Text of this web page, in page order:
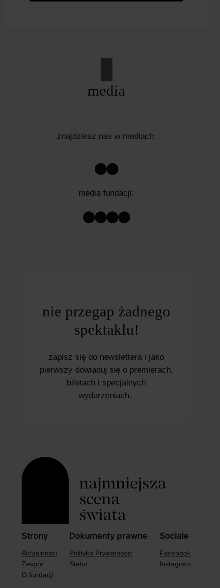
media
znajdziesz nas w mediach:
Facebook
Instagram
media fundacji:
Facebook
Instagram
X YouTube
nie przegap żadnego
spektaklu!
zapisz się do newslettera i jako
pierwszy dowiaduj się o premierach,
biletach i specjalnych
wydarzeniach.
Strony
Aktualności
Zespół
O fundacji
Dokumenty prawne
Polityka Prywatności
Statut
Sociale
Facebook
Instagram